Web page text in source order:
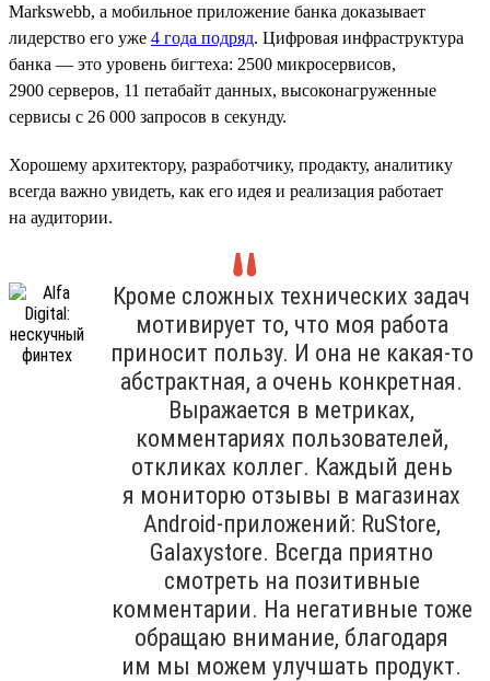
Markswebb, а мобильное приложение банка доказывает
лидерство его уже 4 года подряд. Цифровая инфраструктура
банка — это уровень бигтеха: 2500 микросервисов,
2900 серверов, 11 петабайт данных, высоконагруженные
сервисы с 26 000 запросов в секунду.
Хорошему архитектору, разработчику, продакту, аналитику
всегда важно увидеть, как его идея и реализация работает
на аудитории.
Кроме сложных технических задач
мотивирует то, что моя работа
приносит пользу. И она не какая-то
абстрактная, а очень конкретная.
Выражается в метриках,
комментариях пользователей,
откликах коллег. Каждый день
я мониторю отзывы в магазинах
Android-приложений: RuStore,
Galaxystore. Всегда приятно
смотреть на позитивные
комментарии. На негативные тоже
обращаю внимание, благодаря
им мы можем улучшать продукт.